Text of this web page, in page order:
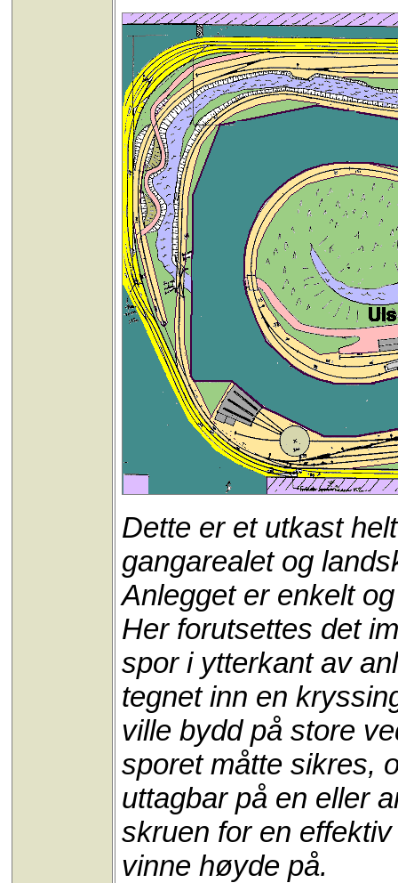
Dette er et utkast
gangarealet og
Anlegget er enkelt
Her forutsettes det
spor i ytterkant av
tegnet inn en
ville bydd på store
sporet måtte sikres,
uttagbar på en eller
skruen for en
vinne høyde på.